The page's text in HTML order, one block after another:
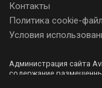
Контакты
Политика cookie-
Условия
Администрация сайта
содержание